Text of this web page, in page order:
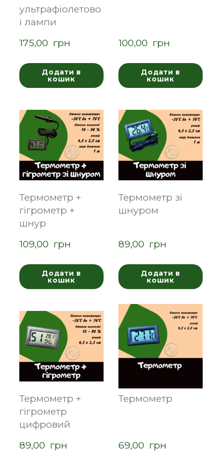
ультрафіолетово
ї лампи
175,00  грн
Додати в
кошик
100,00  грн
Додати в
кошик
Термометр +
гігрометр +
шнур
109,00  грн
Додати в
кошик
Термометр зі
шнуром
89,00  грн
Додати в
кошик
Термометр +
гігрометр
цифровий
89,00  грн
Термометр
69,00  грн